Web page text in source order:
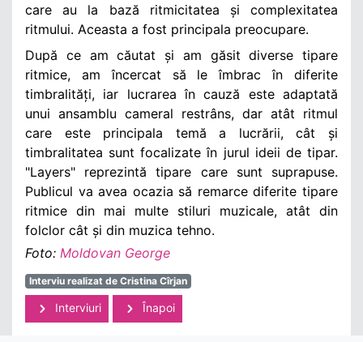
care au la bază ritmicitatea și complexitatea
ritmului. Aceasta a fost principala preocupare.
După ce am căutat și am găsit diverse tipare
ritmice, am încercat să le îmbrac în diferite
timbralități, iar lucrarea în cauză este adaptată
unui ansamblu cameral restrâns, dar atât ritmul
care este principala temă a lucrării, cât și
timbralitatea sunt focalizate în jurul ideii de tipar.
"Layers" reprezintă tipare care sunt suprapuse.
Publicul va avea ocazia să remarce diferite tipare
ritmice din mai multe stiluri muzicale, atât din
folclor cât și din muzica tehno.
Foto: Moldovan George
Interviu realizat de Cristina Cîrjan
Interviuri Înapoi